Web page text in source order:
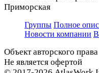
Приморская
Группы Полное
Новости компании
Объект авторского права
Не является офертой